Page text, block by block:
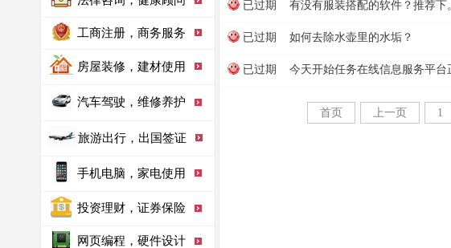
工商注册，商务服务
房屋装修，建材使用
汽车驾驶，维修养护
旅游出行，出国签证
手机电脑，家电使用
投资理财，证券保险
网页编程，硬件设计
已过期 有没有服装搭配的软件？推荐下。
已过期 如何去除水壶里的水垢？
已过期 今天开始任务在线信息服务平台
首页 上一页 1